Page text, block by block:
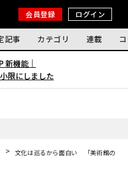
会員登録 ログイン
記事 カテゴリ 連載
新機能｜
限にしました
文化は巡るから面白い 「美術館のイ